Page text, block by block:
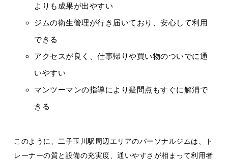
よりも成果が出やすい
ジムの衛生管理が行き届いており、安心して利用
できる
アクセスが良く、仕事帰りや買い物のついでに通
いやすい
マンツーマンの指導により疑問点もすぐに解消で
きる
このように、二子玉川駅周辺エリアのパーソナルジムは、ト
レーナーの質と設備の充実度、通いやすさが相まって利用者